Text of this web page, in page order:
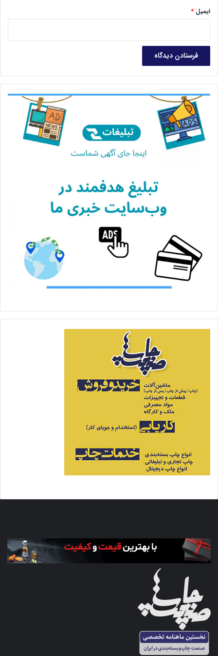
مشکل مواجه شوند ممکن است به اعتبارشان خدشه‌اي وارد شود.
مسئله ديگر اين است که به هر حال رقبا نبايد از چند و چون کار يک
پس از شنيدن اظهارنظر‌هاي مدير نمايندگي فروش ماشين‌آلات ليبل
ديدگاه کارشناسي در خصوص اين نقطه نظرات را جويا مي‌شويم.
سيامک دري کارشناس مسائل صنعت چاپ پيش از بيان اظهاراتش،
در خصوص صحت استناد به بيان نمايندگي‌ها در خصوص
سرمايه‌گذاري، مي‌گويد: «نمايندگي‌ها تا مرحله انعقاد قرارداد و
پيش‌فاکتور، پيش مي‌روند ولي اين‌ها هيچکدام دليل بر خريدن
ماشين نيست. پس اگر بگويند فلان ماشين خريداري شده، صددرصد
نيست.» دري که تا حدودي با نظر مديرعامل شرکت همتا در خصوص
خريدار اين حق را قائل مي‌شود که سرمايه‌گذاريش را تحت عنوان
اسرار تجاري فاش نکند. وي اين اقدام را جزو مسائل ضروري يک
چاپخانه مي‌داند. اين کارشناس صنعت چاپ با طرح اين پرسش که
چرا ديگران بايد بدانند چاپخانه‌دار چه ماشيني را خريداري کرده
است؟، تصريح مي‌کند: «همه جاي دنيا اينگونه است. اين را نمي‌توان
پنهان‌کاري دانست. اين سياست تجاري هر کسي است که نمي‌خواهد
سرمايه‌گذاريش فاش شود. من نوعي به عنوان يک سرمايه‌گذار
نمي‌خواهم رقيبم بداند چاپخانه‌ام را به چه چيزي مجهز مي‌کنم. اين
حق طبيعي من است». از وي مي‌پرسيم آيا اينکه ديگران بدانند يک
چاپخانه‌دار در چه عرصه‌اي سرمايه‌گذاري کرده، آيا باعث نمي‌شود که
سان به جاي سرمايه‌گذاري‌هاي تکراري و اشباع حوزه‌اي از صنعت
چاپ که معمولا از غفلت و عدم اطلاع از نوع سرمايه‌گذاري رقبا حاصل
مي‌شود، در حوزه‌اي که جاي سرمايه‌گذاري دارد، سرمايه‌گذارند؟ وي در
پاسخ مي گويد: «من نوعي به عنوان سرمايه‌گذار دوست ندارم رقيبم
بداند در کجا سرمايه‌گذاري کرده‌ام» و در اين باره تشريح مي‌کند:«
بايد در نظر داشته باشيم که صنعت چاپ از ديگر صنايع مستثني
نيست. در صنايع پلاستيک اين همه ماشين تزريق پلاستيک وارد
مي‌شود. چطور است که نمي‌گوييم در صنعت پلاستيک چرا اينقدر
ماشين تزريق پلاستيک وارد مي‌شود که همه بيکار شوند. از نظر
صنعتي شما وقتي مي‌خواهيد سرمايه‌گذاري کنيد، پيش از آن بازار را
رصد مي‌کنيد. امکان‌سنجي کرده و بعد از آن سرمايه‌گذاري مي‌کنيد.
حالا اينکه چاپخانه‌داران ما صنعتي نيستند و اين مشکل ديگري است
و شايد نتوان اسم چاپخانه‌هاي ما را واحد صنعتي ناميد». وي با بيان
انجام سرمايه‌گذاري ايده‌آل، تاکيد مي‌کند: «در وزارت ارشاد شايد
کوير اطلاعات
بنابر بر اظهارنظر‌هاي صورت گرفته مي‌بايست در نظر داشت
ارزيابي‌هايي که اين کارشناس صنعت چاپ به آن اشاره مي‌کند منوط
به وجود آمار دقيق از سرمايه‌گذاري‌هاي صورت گرفته در وزارت ارشاد
به عنوان متولي صدور مجوز واردات و خريد ماشين‌آلات چاپ است.
پس يحتمل اينجا مساله متوجه وزارت ارشاد مي‌شود و اينکه آيا اين
آمار در وزارت ارشاد وجود ندارد يا بيان نمي‌شود.
ایمیل *